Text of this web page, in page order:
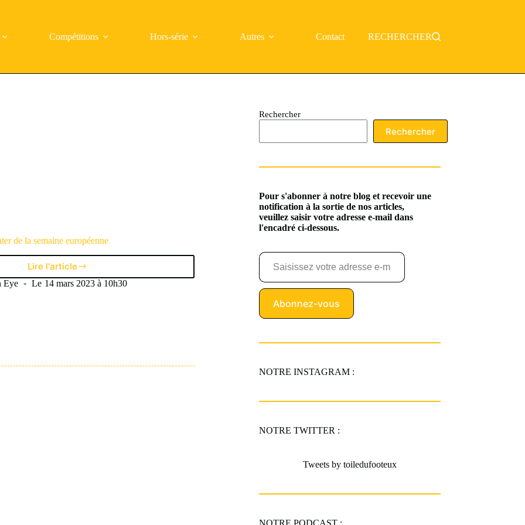
Compétitions Hors-série Autres Contact RECHERCHER
de la semaine européenne
Lire l'article
Ce
qu’il
Eye Le 14 mars 2023 à 10h30
Rechercher
Rechercher
Pour s'abonner à notre blog et recevoir une
notification à la sortie de nos articles,
veuillez saisir votre adresse e-mail dans
l'encadré ci-dessous.
Saisissez votre adresse e-mail…
Abonnez-vous
NOTRE INSTAGRAM :
NOTRE TWITTER :
Tweets by toiledufooteux
NOTRE PODCAST :